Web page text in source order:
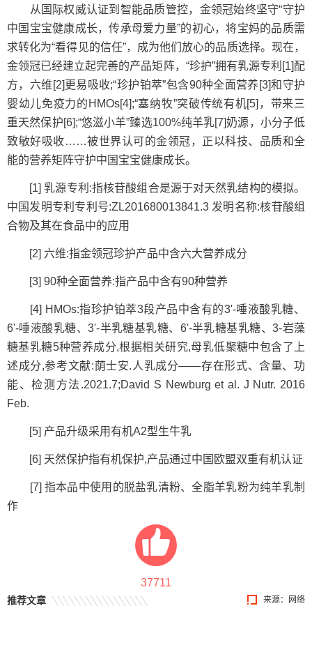
从国际权威认证到智能品质管控，金领冠始终坚守“守护
中国宝宝健康成长，传承母爱力量”的初心，将宝妈的品质需
求转化为“看得见的信任”，成为他们放心的品质选择。现在，
金领冠已经建立起完善的产品矩阵，“珍护”拥有乳源专利[1]配
方，六维[2]更易吸收;“珍护铂萃”包含90种全面营养[3]和守护
婴幼儿免疫力的HMOs[4];“塞纳牧”突破传统有机[5]，带来三
重天然保护[6];“悠滋小羊”臻选100%纯羊乳[7]奶源，小分子低
致敏好吸收……被世界认可的金领冠，正以科技、品质和全
能的营养矩阵守护中国宝宝健康成长。
[1] 乳源专利:指核苷酸组合是源于对天然乳结构的模拟。
中国发明专利专利号:ZL201680013841.3 发明名称:核苷酸组
合物及其在食品中的应用
[2] 六维:指金领冠珍护产品中含六大营养成分
[3] 90种全面营养:指产品中含有90种营养
[4] HMOs:指珍护铂萃3段产品中含有的3'-唾液酸乳糖、
6'-唾液酸乳糖、3'-半乳糖基乳糖、6'-半乳糖基乳糖、3-岩藻
糖基乳糖5种营养成分,根据相关研究,母乳低聚糖中包含了上
述成分,参考文献:荫士安.人乳成分——存在形式、含量、功
能、检测方法.2021.7;David S Newburg et al. J Nutr. 2016
Feb.
[5] 产品升级采用有机A2型生牛乳
[6] 天然保护指有机保护,产品通过中国欧盟双重有机认证
[7] 指本品中使用的脱盐乳清粉、全脂羊乳粉为纯羊乳制
作
37711
来源：网络
推荐文章